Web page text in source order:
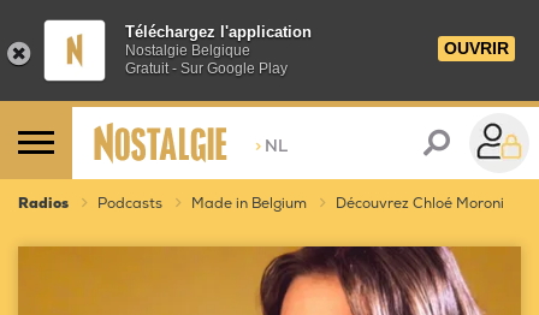
Téléchargez l'application
Nostalgie Belgique
Gratuit - Sur Google Play
OUVRIR
> NL
Radios Podcasts Made in Belgium Découvrez Chloé Moroni